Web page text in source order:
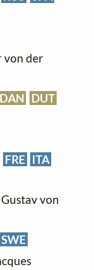
von der
DAN
DUT
FRE ITA
von
SWE